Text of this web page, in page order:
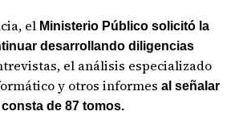
el Ministerio Público solicitó la
desarrollando diligencias
el análisis especializado
y otros informesal señalar
de 87 tomos.